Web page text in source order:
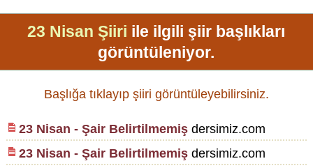
23 Nisan Şiiri ile ilgili şiir başlıkları
görüntüleniyor.
Başlığa tıklayıp şiiri görüntüleyebilirsiniz.
23 Nisan - Şair Belirtilmemişdersimiz.com
23 Nisan - Şair Belirtilmemişdersimiz.com